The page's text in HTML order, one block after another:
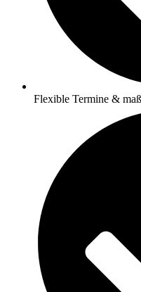
Flexible Termine &